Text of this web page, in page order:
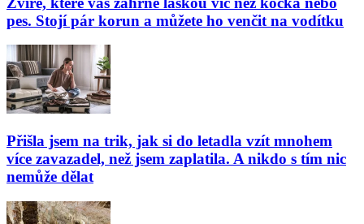
pes. Stojí pár korun a můžete ho venčit na vodítku
Přišla jsem na trik, jak si do letadla vzít mnohem
více zavazadel, než jsem zaplatila. A nikdo s tím nic
nemůže dělat